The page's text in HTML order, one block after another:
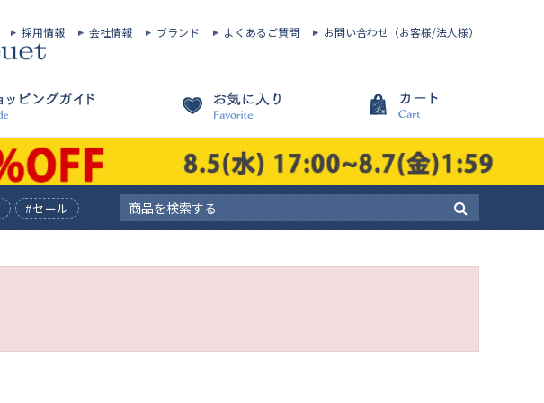
採用情報 会社情報 ブランド よくあるご質問 お問い合わせ（お客様/法人様）
#セール